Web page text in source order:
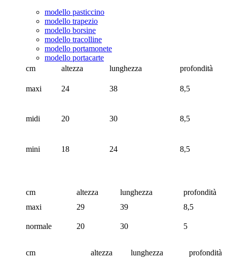
modello pasticcino
modello trapezio
modello borsine
modello tracolline
modello portamonete
modello portacarte
cm
altezza lunghezza profondità
maxi 24 38 8,5
midi 20 30 8,5
mini 18 24 8,5
cm altezza lunghezza
profondità
maxi
29 39 8,5
normale 20 30 5
cm altezza lunghezza profondità